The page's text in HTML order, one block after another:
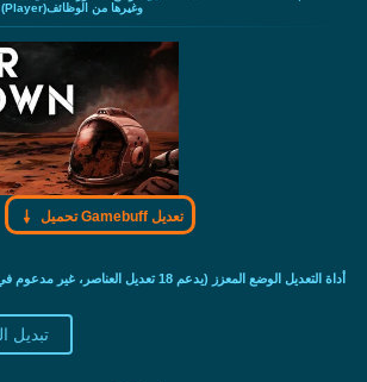
less XP, Unlimited Health (Player)وغيرها من الوظائف
تحميل Gamebuff تعديل
تبديل